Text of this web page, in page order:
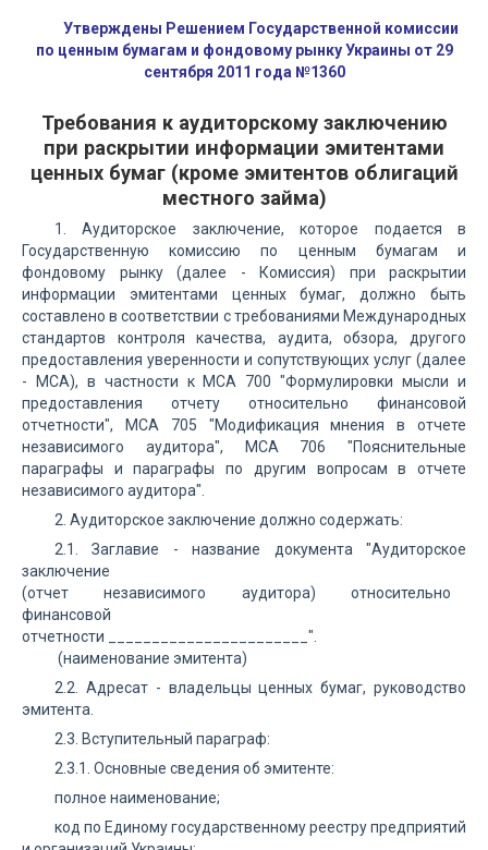
Утверждены Решением Государственной комиссии
по ценным бумагам и фондовому рынку Украины от 29
сентября 2011 года №1360
Требования к аудиторскому заключению
при раскрытии информации эмитентами
ценных бумаг (кроме эмитентов облигаций
местного займа)
1. Аудиторское заключение, которое подается в
Государственную комиссию по ценным бумагам и
фондовому рынку (далее - Комиссия) при раскрытии
информации эмитентами ценных бумаг, должно быть
составлено в соответствии с требованиями Международных
стандартов контроля качества, аудита, обзора, другого
предоставления уверенности и сопутствующих услуг (далее
- МСА), в частности к МСА 700 "Формулировки мысли и
предоставления отчету относительно финансовой
отчетности", МСА 705 "Модификация мнения в отчете
независимого аудитора", МСА 706 "Пояснительные
параграфы и параграфы по другим вопросам в отчете
независимого аудитора".
2. Аудиторское заключение должно содержать:
2.1. Заглавие - название документа "Аудиторское
заключение
(отчет независимого аудитора) относительно
финансовой
отчетности _______________________".
(наименование эмитента)
2.2. Адресат - владельцы ценных бумаг, руководство
эмитента.
2.3. Вступительный параграф:
2.3.1. Основные сведения об эмитенте:
полное наименование;
код по Единому государственному реестру предприятий